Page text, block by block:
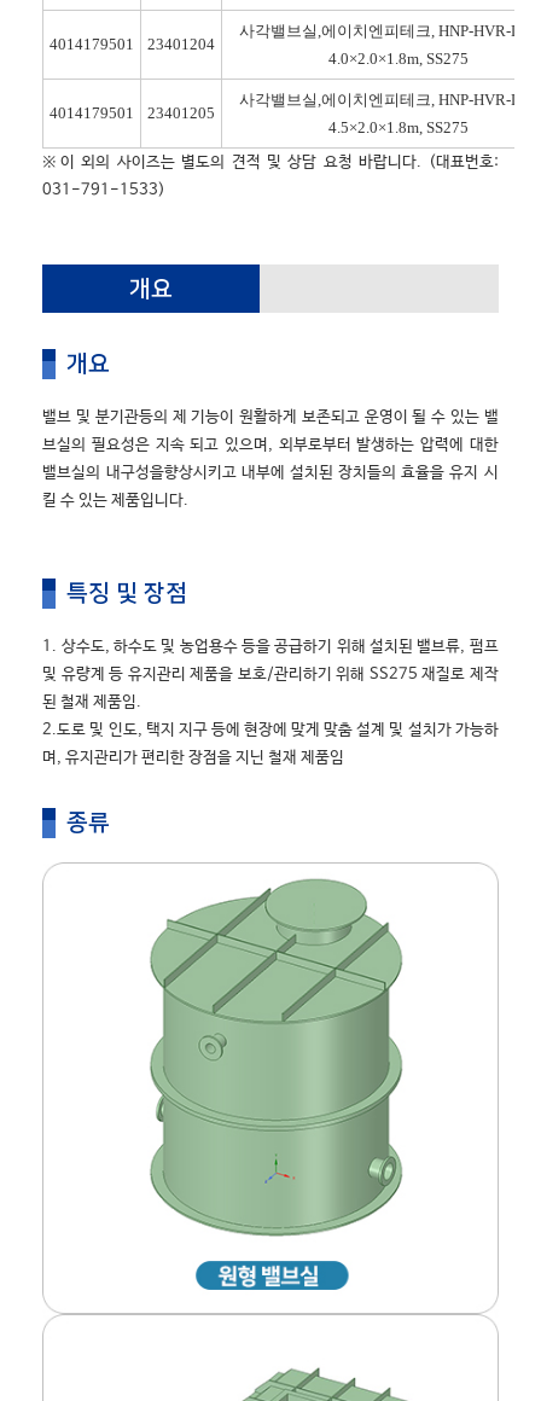
4014179501 23401204
사각밸브실,에이치엔피테크, HNP-HVR-
4.0×2.0×1.8m, SS275
4014179501 23401205
사각밸브실,에이치엔피테크, HNP-HVR-
4.5×2.0×1.8m, SS275
※이 외의 사이즈는 별도의 견적 및 상담 요청 바랍니다. (대표번호:
031-791-1533)
개요
개요
밸브 및 분기관등의 제 기능이 원활하게 보존되고 운영이 될 수 있는 밸
브실의 필요성은 지속 되고 있으며, 외부로부터 발생하는 압력에 대한
밸브실의 내구성을향상시키고 내부에 설치된 장치들의 효율을 유지 시
킬 수 있는 제품입니다.
특징 및 장점
1. 상수도, 하수도 및 농업용수 등을 공급하기 위해 설치된 밸브류, 펌프
및 유량계 등 유지관리 제품을 보호/관리하기 위해 SS275 재질로 제작
된 철재 제품임.
2.도로 및 인도, 택지 지구 등에 현장에 맞게 맞춤 설계 및 설치가 가능하
며, 유지관리가 편리한 장점을 지닌 철재 제품임
종류